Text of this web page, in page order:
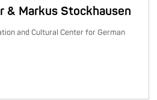
& Markus Stockhausen
and Cultural Center for German